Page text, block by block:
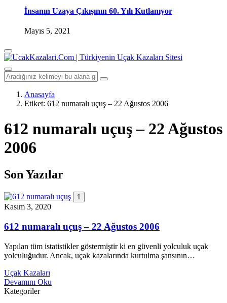
İnsanın Uzaya Çıkışının 60. Yılı Kutlanıyor
Mayıs 5, 2021
Anasayfa
Etiket: 612 numaralı uçuş – 22 Ağustos 2006
612 numaralı uçuş – 22 Ağustos
2006
Son Yazılar
1
Kasım 3, 2020
612 numaralı uçuş – 22 Ağustos 2006
Yapılan tüm istatistikler göstermiştir ki en güvenli yolculuk uçak
yolculuğudur. Ancak, uçak kazalarında kurtulma şansının…
Uçak Kazaları
Devamını Oku
Kategoriler